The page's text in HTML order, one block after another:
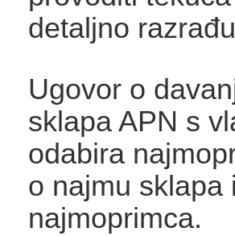
detaljno
Ugovor o
sklapa APN s
odabira
o najmu sklapa
najmoprimca.